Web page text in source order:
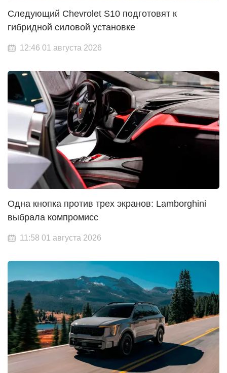
Следующий Chevrolet S10 подготовят к
гибридной силовой установке
12:46 01 августа 2026
Одна кнопка против трех экранов: Lamborghini
выбрала компромисс
11:58 01 августа 2026